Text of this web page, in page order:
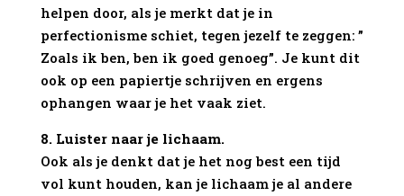
helpen door, als je merkt dat je in
perfectionisme schiet, tegen jezelf te zeggen: ”
Zoals ik ben, ben ik goed genoeg”. Je kunt dit
ook op een papiertje schrijven en ergens
ophangen waar je het vaak ziet.
8. Luister naar je lichaam.
Ook als je denkt dat je het nog best een tijd
vol kunt houden, kan je lichaam je al andere